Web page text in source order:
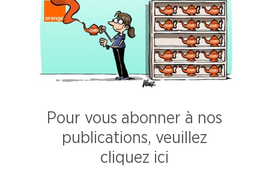
Pour vous abonner à nos
publications, veuillez
cliquez ici